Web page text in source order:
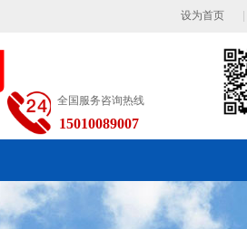
设为首页
全国服务咨询热线
15010089007